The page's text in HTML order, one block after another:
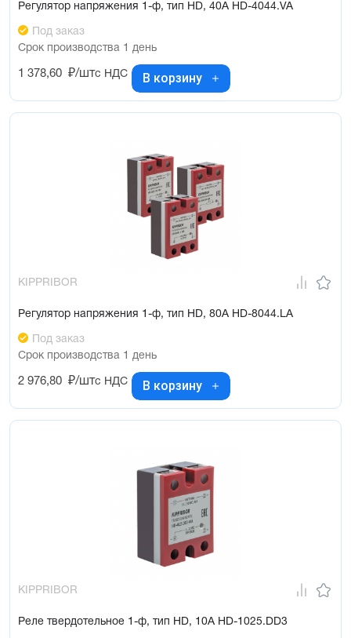
Регулятор напряжения 1-ф, тип HD, 40А HD-4044.VA
Под заказ
Срок производства 1 день
1 378,60 ₽/штс НДС В корзину
KIPPRIBOR
Регулятор напряжения 1-ф, тип HD, 80А HD-8044.LA
Под заказ
Срок производства 1 день
2 976,80 ₽/штс НДС В корзину
KIPPRIBOR
Реле твердотельное 1-ф, тип HD, 10А HD-1025.DD3